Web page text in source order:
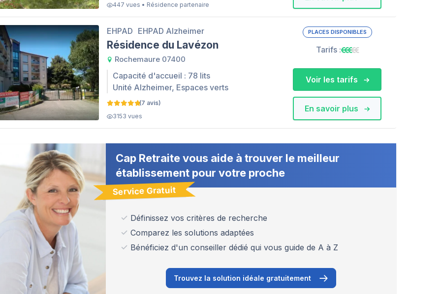
447 vues • Résidence partenaire
EHPAD EHPAD Alzheimer
Résidence du Lavézon
Rochemaure 07400
Capacité d'accueil : 78 lits
Unité Alzheimer, Espaces verts
(7 avis)
3153 vues
PLACES DISPONIBLES
Tarifs :
En savoir plus
Voir les tarifs
Cap Retraite vous aide à trouver le meilleur
établissement pour votre proche
Service Gratuit
Définissez vos critères de recherche
Comparez les solutions adaptées
Bénéficiez d'un conseiller dédié qui vous guide de A à Z
Trouvez la solution idéale gratuitement